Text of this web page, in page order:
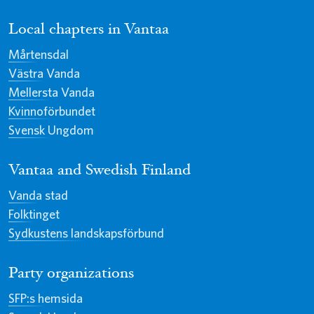
Local chapters in Vantaa
Mårtensdal
Västra Vanda
Mellersta Vanda
Kvinnoförbundet
Svensk Ungdom
Vantaa and Swedish Finland
Vanda stad
Folktinget
Sydkustens landskapsförbund
Party organizations
SFP:s hemsida